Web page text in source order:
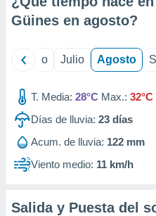
e
publicidad
publicidad
de
Güines en agosto?
Junio Julio Agosto
T. Media: 28°C Max.: 32°C
Días de lluvia: 23 días
Acum. de lluvia: 122 mm
Viento medio: 11 km/h
Salida y Puesta del